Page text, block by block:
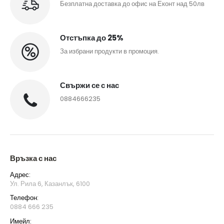
Безплатна доставка до офис на Еконт над 50лв
Отстъпка до 25%
За избрани продукти в промоция.
Свържи се с нас
0884666235
Връзка с нас
Адрес:
Ул. Рила 6, Казанлък, 6100
Телефон:
0884 666 235
Имейл: